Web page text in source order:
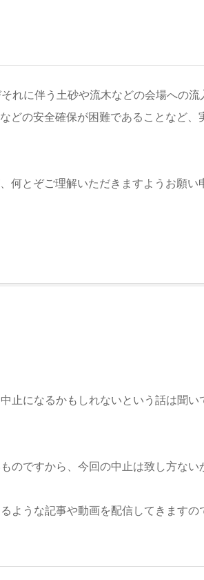
れに伴う土砂や流木などの会場への流
どの安全確保が困難であることなど、
何とぞご理解いただきますようお願い
止になるかもしれないという話は聞い
ですから、今回の中止は致し方ない
ような記事や動画を配信してきますの